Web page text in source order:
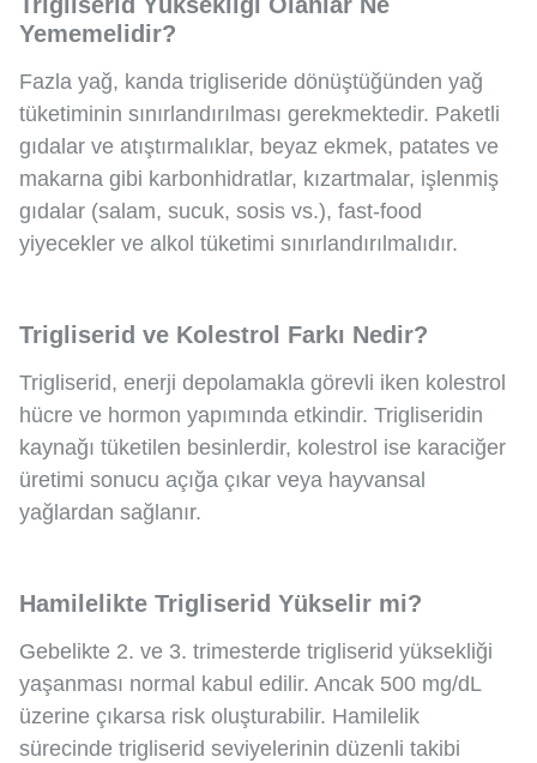
Yememelidir?
Fazla yağ, kanda trigliseride dönüştüğünden yağ
tüketiminin sınırlandırılması gerekmektedir. Paketli
gıdalar ve atıştırmalıklar, beyaz ekmek, patates ve
makarna gibi karbonhidratlar, kızartmalar, işlenmiş
gıdalar (salam, sucuk, sosis vs.), fast-food
yiyecekler ve alkol tüketimi sınırlandırılmalıdır.
Trigliserid ve Kolestrol Farkı Nedir?
Trigliserid, enerji depolamakla görevli iken kolestrol
hücre ve hormon yapımında etkindir. Trigliseridin
kaynağı tüketilen besinlerdir, kolestrol ise karaciğer
üretimi sonucu açığa çıkar veya hayvansal
yağlardan sağlanır.
Hamilelikte Trigliserid Yükselir mi?
Gebelikte 2. ve 3. trimesterde trigliserid yüksekliği
yaşanması normal kabul edilir. Ancak 500 mg/dL
üzerine çıkarsa risk oluşturabilir. Hamilelik
sürecinde trigliserid seviyelerinin düzenli takibi